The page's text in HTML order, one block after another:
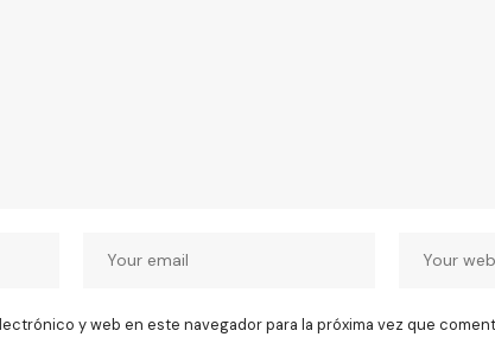
y web en este navegador para la próxima vez que